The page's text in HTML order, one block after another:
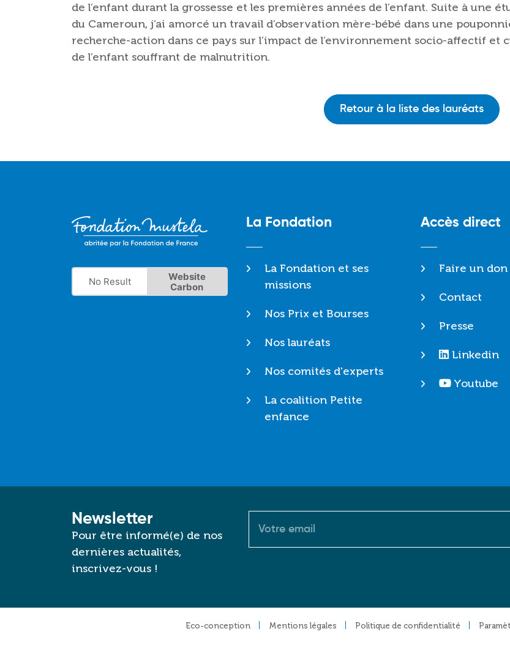
de l’enfant durant la grossesse et les premières années de l’enfant. Suite à une
du Cameroun, j’ai amorcé un travail d’observation mère-bébé dans une
recherche-action dans ce pays sur l’impact de l’environnement socio-affectif et
de l’enfant souffrant de malnutrition.
Retour à la liste des lauréats
No Result
Website
Carbon
La Fondation
La Fondation et ses
missions
Nos Prix et Bourses
Nos lauréats
Nos comités d'experts
La coalition Petite
enfance
Accès direct
Faire un don
Contact
Presse
Linkedin
Youtube
Newsletter
Pour être informé(e) de nos
dernières actualités,
inscrivez-vous !
Eco-conception Mentions légales Politique de confidentialité